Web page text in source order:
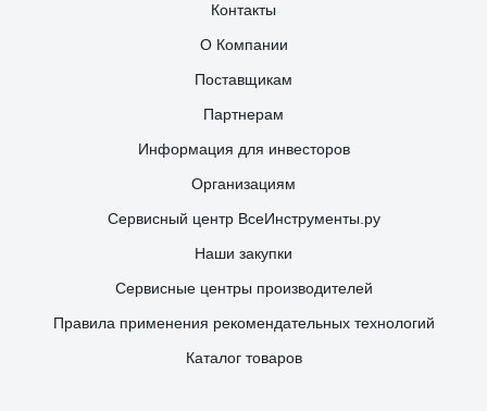
Контакты
О Компании
Поставщикам
Партнерам
Информация для инвесторов
Организациям
Сервисный центр ВсеИнструменты.ру
Наши закупки
Сервисные центры производителей
Правила применения рекомендательных технологий
Каталог товаров